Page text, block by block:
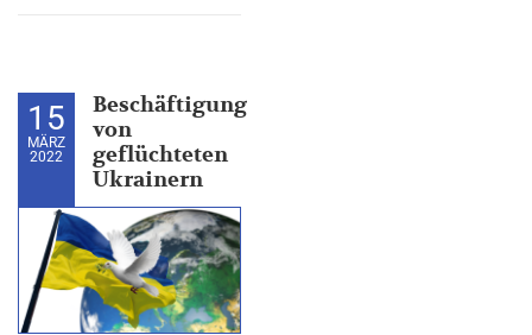
15
MÄRZ
2022
Beschäftigung
von
geflüchteten
Ukrainern